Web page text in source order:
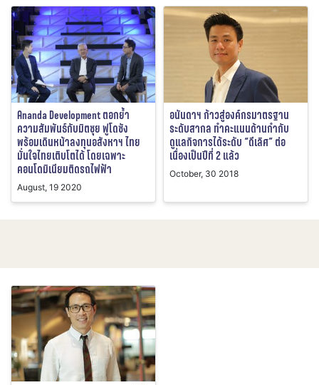
Ananda Development ตอกย้ำ
ความสัมพันธ์กับมิตซุย ฟูโดซัง
พร้อมเดินหน้าลงทุนอสังหาฯ ไทย
มั่นใจไทยเติบโตได้ โดยเฉพาะ
คอนโดมิเนียมติดรถไฟฟ้า
August, 19 2020
อนันดาฯ ก้าวสู่องค์กรมาตรฐาน
ระดับสากล ทำคะแนนด้านกำกับ
ดูแลกิจการได้ระดับ “ดีเลิศ” ต่อ
เนื่องเป็นปีที่ 2 แล้ว
October, 30 2018